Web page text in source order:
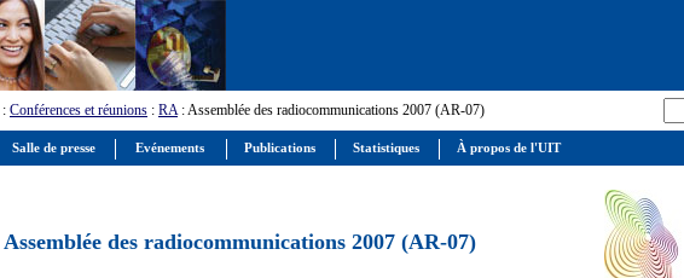
: Conférences et réunions : RA: Assemblée des radiocommunications 2007 (AR-07)
Assemblée des radiocommunications 2007 (AR-07)
Salle de presse Evénements Publications Statistiques À propos de l'UIT